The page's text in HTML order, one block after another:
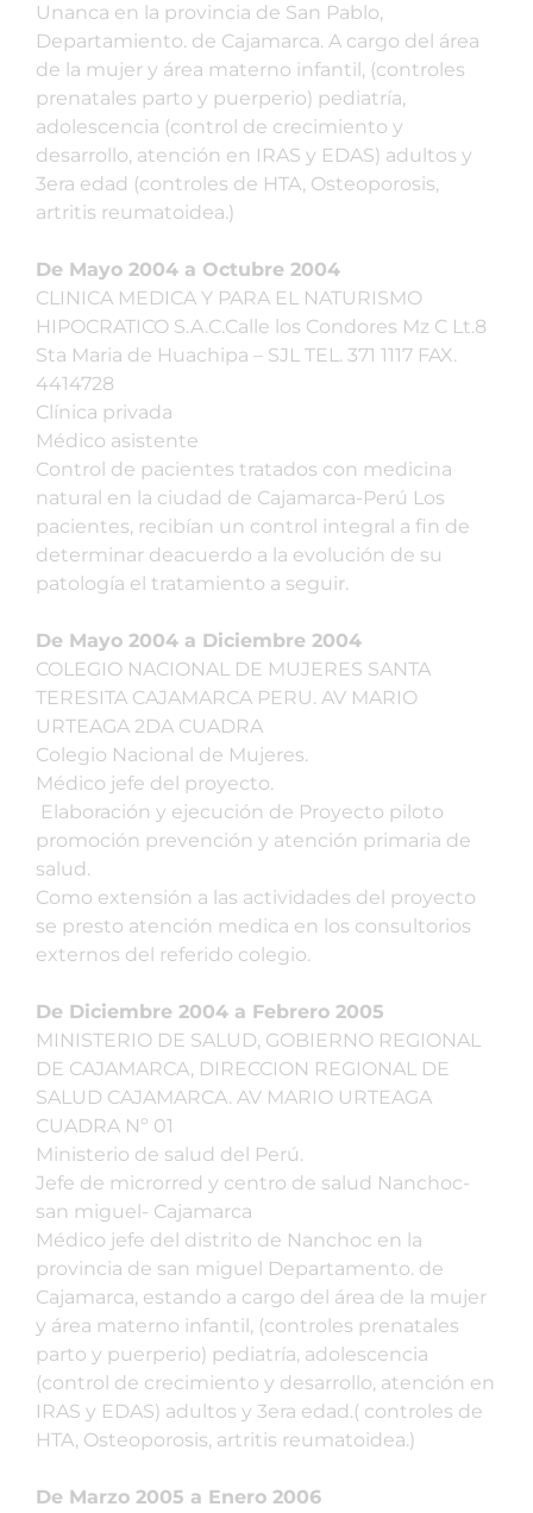
Unanca en la provincia de San Pablo,
Departamiento. de Cajamarca. A cargo del área
de la mujer y área materno infantil, (controles
prenatales parto y puerperio) pediatría,
adolescencia (control de crecimiento y
desarrollo, atención en IRAS y EDAS) adultos y
3era edad (controles de HTA, Osteoporosis,
artritis reumatoidea.)
De Mayo 2004 a Octubre 2004
CLINICA MEDICA Y PARA EL NATURISMO
HIPOCRATICO S.A.C.Calle los Condores Mz C Lt.8
Sta Maria de Huachipa – SJL TEL. 371 1117 FAX.
4414728
Clínica privada
Médico asistente
Control de pacientes tratados con medicina
natural en la ciudad de Cajamarca-Perú Los
pacientes, recibían un control integral a fin de
determinar deacuerdo a la evolución de su
patología el tratamiento a seguir.
De Mayo 2004 a Diciembre 2004
COLEGIO NACIONAL DE MUJERES SANTA
TERESITA CAJAMARCA PERU. AV MARIO
URTEAGA 2DA CUADRA
Colegio Nacional de Mujeres.
Médico jefe del proyecto.
Elaboración y ejecución de Proyecto piloto
promoción prevención y atención primaria de
salud.
Como extensión a las actividades del proyecto
se presto atención medica en los consultorios
externos del referido colegio.
De Diciembre 2004 a Febrero 2005
MINISTERIO DE SALUD, GOBIERNO REGIONAL
DE CAJAMARCA, DIRECCION REGIONAL DE
SALUD CAJAMARCA. AV MARIO URTEAGA
CUADRA Nº 01
Ministerio de salud del Perú.
Jefe de microrred y centro de salud Nanchoc-
san miguel- Cajamarca
Médico jefe del distrito de Nanchoc en la
provincia de san miguel Departamento. de
Cajamarca, estando a cargo del área de la mujer
y área materno infantil, (controles prenatales
parto y puerperio) pediatría, adolescencia
(control de crecimiento y desarrollo, atención en
IRAS y EDAS) adultos y 3era edad.( controles de
HTA, Osteoporosis, artritis reumatoidea.)
De Marzo 2005 a Enero 2006